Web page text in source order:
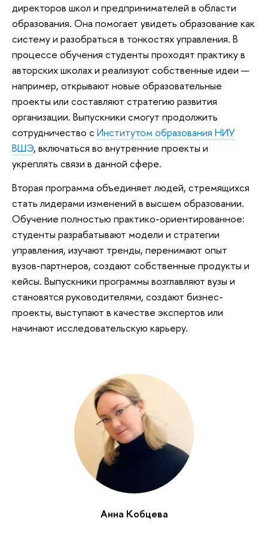
директоров школ и предпринимателей в области
образования. Она помогает увидеть образование как
систему и разобраться в тонкостях управления. В
процессе обучения студенты проходят практику в
авторских школах и реализуют собственные идеи —
например, открывают новые образовательные
проекты или составляют стратегию развития
организации. Выпускники смогут продолжить
сотрудничество с Институтом образования НИУ
ВШЭ, включаться во внутренние проекты и
укреплять связи в данной сфере.
Вторая программа объединяет людей, стремящихся
стать лидерами изменений в высшем образовании.
Обучение полностью практико-ориентированное:
студенты разрабатывают модели и стратегии
управления, изучают тренды, перенимают опыт
вузов-партнеров, создают собственные продукты и
кейсы. Выпускники программы возглавляют вузы и
становятся руководителями, создают бизнес-
проекты, выступают в качестве экспертов или
начинают исследовательскую карьеру.
Анна Кобцева